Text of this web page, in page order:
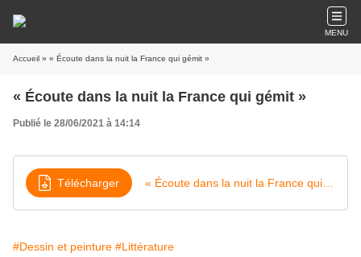
MENU
Accueil » « Écoute dans la nuit la France qui gémit »
« Écoute dans la nuit la France qui gémit »
Publié le 28/06/2021 à 14:14
Télécharger
#Dessin et peinture #Littérature